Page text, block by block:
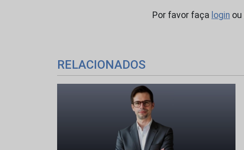
Por favor faça login ou
RELACIONADOS